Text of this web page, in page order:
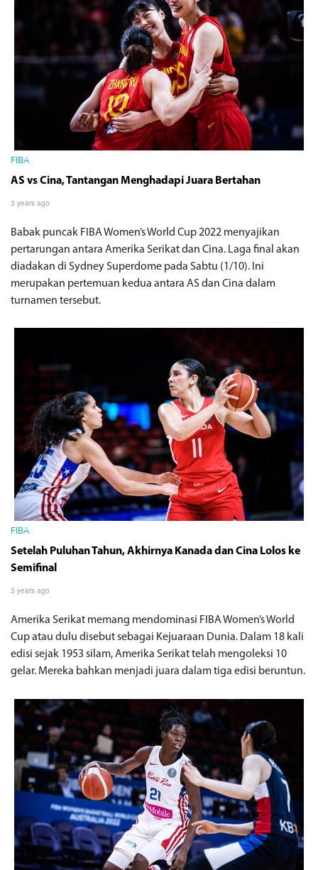
FIBA
AS vs Cina, Tantangan Menghadapi Juara Bertahan
3 years ago
Babak puncak FIBA Women’s World Cup 2022 menyajikan
pertarungan antara Amerika Serikat dan Cina. Laga final akan
diadakan di Sydney Superdome pada Sabtu (1/10). Ini
merupakan pertemuan kedua antara AS dan Cina dalam
turnamen tersebut.
FIBA
Setelah Puluhan Tahun, Akhirnya Kanada dan Cina Lolos ke
Semifinal
3 years ago
Amerika Serikat memang mendominasi FIBA Women’s World
Cup atau dulu disebut sebagai Kejuaraan Dunia. Dalam 18 kali
edisi sejak 1953 silam, Amerika Serikat telah mengoleksi 10
gelar. Mereka bahkan menjadi juara dalam tiga edisi beruntun.